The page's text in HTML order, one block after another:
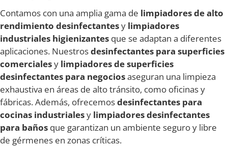
Contamos con una amplia gama de limpiadores de alto
rendimiento desinfectantesy limpiadores
industriales higienizantes que se adaptan a diferentes
aplicaciones. Nuestrosdesinfectantes para superficies
comercialesy limpiadores de superficies
desinfectantes para negociosaseguran una limpieza
exhaustiva en áreas de alto tránsito, como oficinas y
fábricas. Además, ofrecemosdesinfectantes para
cocinas industrialesy limpiadores desinfectantes
para baños que garantizan un ambiente seguro y libre
de gérmenes en zonas críticas.